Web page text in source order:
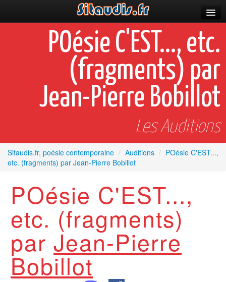
Poèmes et fictions
Apparitions
Prescriptions
POésie C'EST..., etc.
(fragments) par
Jean-Pierre Bobillot
Les Auditions
Sitaudis.fr, poésie contemporaine / Auditions / POésie C'EST...,
etc. (fragments) par Jean-Pierre Bobillot
POésie C'EST...,
etc. (fragments)
par Jean-Pierre
Bobillot